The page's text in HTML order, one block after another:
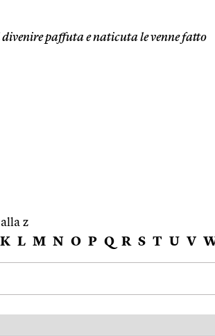
paffuta e naticuta le venne fatto
z
K L M N O P Q R S T U V